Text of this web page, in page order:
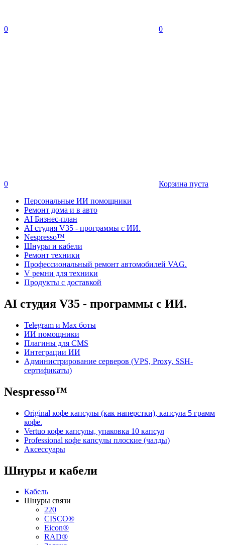
0 0
0
Корзина пуста
Персональные ИИ помощники
Ремонт дома и в авто
AI Бизнес-план
AI студия V35 - программы с ИИ.
Nespresso™
Шнуры и кабели
Ремонт техники
Профессиональный ремонт автомобилей VAG.
V ремни для техники
Продукты с доставкой
AI студия V35 - программы с ИИ.
Telegram и Max боты
ИИ помощники
Плагины для CMS
Интеграции ИИ
Администрирование серверов (VPS, Proxy, SSH-
сертификаты)
Nespresso™
Original кофе капсулы (как наперстки), капсула 5 грамм
кофе.
Vertuo кофе капсулы, упаковка 10 капсул
Professional кофе капсулы плоские (чалды)
Аксессуары
Шнуры и кабели
Кабель
Шнуры связи
220
CISCO®
Eicon®
RAD®